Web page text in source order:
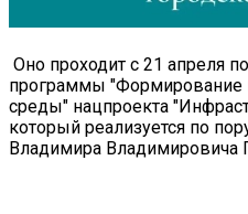
Оно проходит с 21 апреля
программы "Формирование
среды" нацпроекта
который реализуется по
Владимира Владимировича